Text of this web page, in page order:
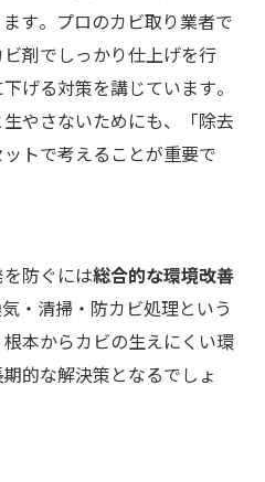
す​。プロのカビ取り業者で
剤でしっかり仕上げを行
げる対策を講じています​。
やさないためにも、「除去
トで考えることが重要で
防ぐには総合的な環境改善
・清掃・防カビ処理という
本からカビの生えにくい環
的な解決策となるでしょ